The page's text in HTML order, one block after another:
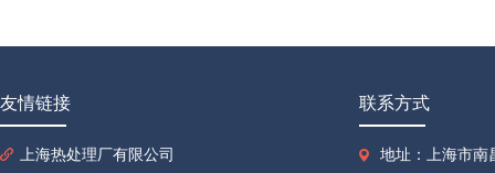
友情链接
上海热处理厂有限公司
联系方式
地址：上海市南